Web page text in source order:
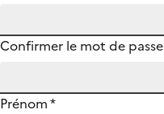
Confirmer le mot de passe
Prénom*